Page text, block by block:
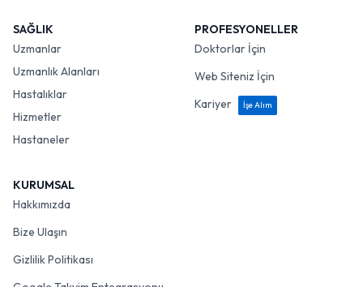
SAĞLIK
Uzmanlar
Uzmanlık Alanları
Hastalıklar
Hizmetler
Hastaneler
PROFESYONELLER
Doktorlar İçin
Web Siteniz İçin
Kariyer
İşe Alım
KURUMSAL
Hakkımızda
Bize Ulaşın
Gizlilik Politikası